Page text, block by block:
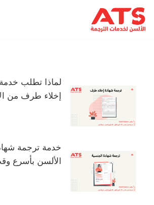
تخطى
لماذا تطلب
إخلاء طرف من
خدمة ترجمة
الألسن بأسرع